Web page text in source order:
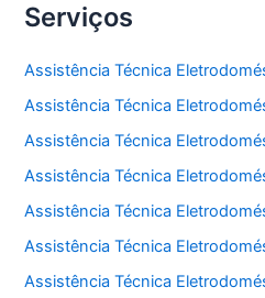
Serviços
Assistência Técnica
Assistência Técnica
Assistência Técnica
Assistência Técnica
Assistência Técnica
Assistência Técnica
Assistência Técnica